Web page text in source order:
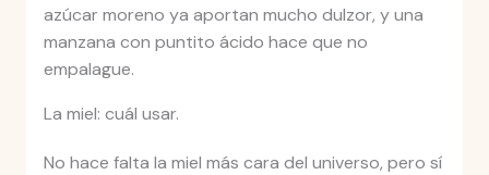
azúcar moreno ya aportan mucho dulzor, y una
manzana con puntito ácido hace que no
empalague.
La miel: cuál usar.
No hace falta la miel más cara del universo, pero sí